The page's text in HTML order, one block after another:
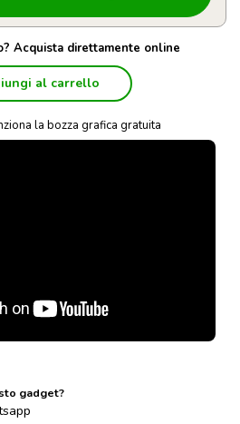
Acquista direttamente online
al carrello
la bozza grafica gratuita
gadget?